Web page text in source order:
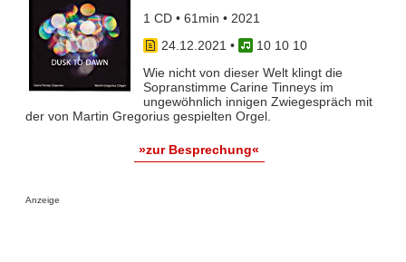
1 CD • 61min • 2021
24.12.2021 •
10 10 10
Wie nicht von dieser Welt klingt die
Sopranstimme Carine Tinneys im
ungewöhnlich innigen Zwiegespräch mit
der von Martin Gregorius gespielten Orgel.
»zur Besprechung«
Anzeige